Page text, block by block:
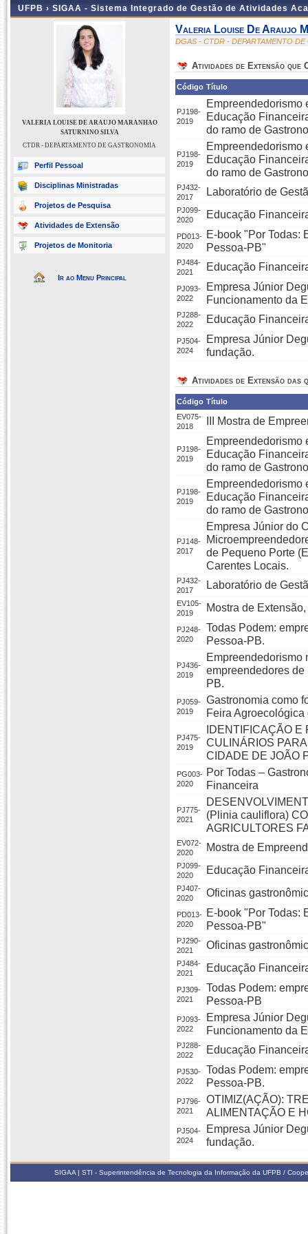
UFPB › SIGAA - Sistema Integrado de Gestão de Atividades
VALERIA LOUISE DE ARAUJO MARANHAO
SATURNINO SILVA
CTDR - DEPARTAMENTO DE GASTRONOMIA
Perfil Pessoal
Disciplinas Ministradas
Projetos de Pesquisa
Atividades de Extensão
Projetos de Monitoria
Ir ao Menu Principal
Valeria Louise De Araujo
DGAS - CTDR - DEPARTAMENTO
Atividades de Extensão que
Código Título
PJ198-
2019
Empreendedorismo
Educação
do ramo de
PJ198-
2019
Empreendedorismo
Educação
do ramo de
PJ432-
2017
Laboratório de
PJ099-
2020
Educação
PD013-
2020
E-book "Por Todas:
Pessoa-PB"
PJ484-
2021
Educação
PJ093-
2022
Empresa Júnior
Funcionamento da
PJ288-
2022
Educação
PJ504-
2024
Empresa Júnior
fundação.
Atividades de Extensão das
Código Título
EV075-
2018
III Mostra de
PJ198-
2019
Empreendedorismo
Educação
do ramo de
PJ198-
2019
Empreendedorismo
Educação
do ramo de
PJ148-
2017
Empresa Júnior do
de Pequeno Porte
Carentes Locais.
PJ432-
2017
Laboratório de
EV105-
2019
Mostra de
PJ248-
2020
Todas Podem:
Pessoa-PB.
PJ436-
2019
Empreendedorismo
empreendedores
PB.
PJ059-
2019
Gastronomia como
Feira Agroecológica
PJ475-
2019
IDENTIFICAÇÃO
CULINÁRIOS
CIDADE DE JOÃO
PG003-
2020
Por Todas –
Financeira
PJ775-
2021
(Plinia cauliflora)
AGRICULTORES
EV072-
2020
Mostra de
PJ099-
2020
Educação
PJ407-
2020
Oficinas
PD013-
2020
E-book "Por Todas:
Pessoa-PB"
PJ290-
2021
Oficinas
PJ484-
2021
Educação
PJ309-
2021
Todas Podem:
Pessoa-PB
PJ093-
2022
Empresa Júnior
Funcionamento da
PJ288-
2022
Educação
PJ530-
2022
Todas Podem:
Pessoa-PB.
PJ796-
2021
OTIMIZ(AÇÃO):
ALIMENTAÇÃO E
PJ504-
2024
Empresa Júnior
fundação.
SIGAA | STI - Superintendência de Tecnologia da Informação da UFPB /